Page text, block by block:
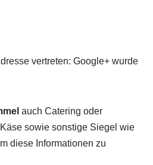
vertreten: Google+ wurde
auch Catering oder
sowie sonstige Siegel wie
diese Informationen zu